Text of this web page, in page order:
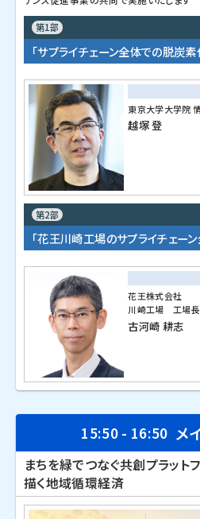
第1部
「サプライチェーン全体での脱炭素
東京大学大学院
越塚 登
第2部
「花王川崎工場のサプライチェー
花王株式会社
川崎工場 工場長
古河崎 耕志
15:50 - 16:50 メ
まちを緑でつなぐ共創プラッ
描く地域循環経済